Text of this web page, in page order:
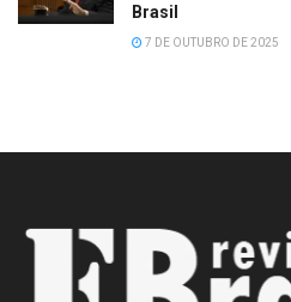
Brasil
7 DE OUTUBRO DE 2025